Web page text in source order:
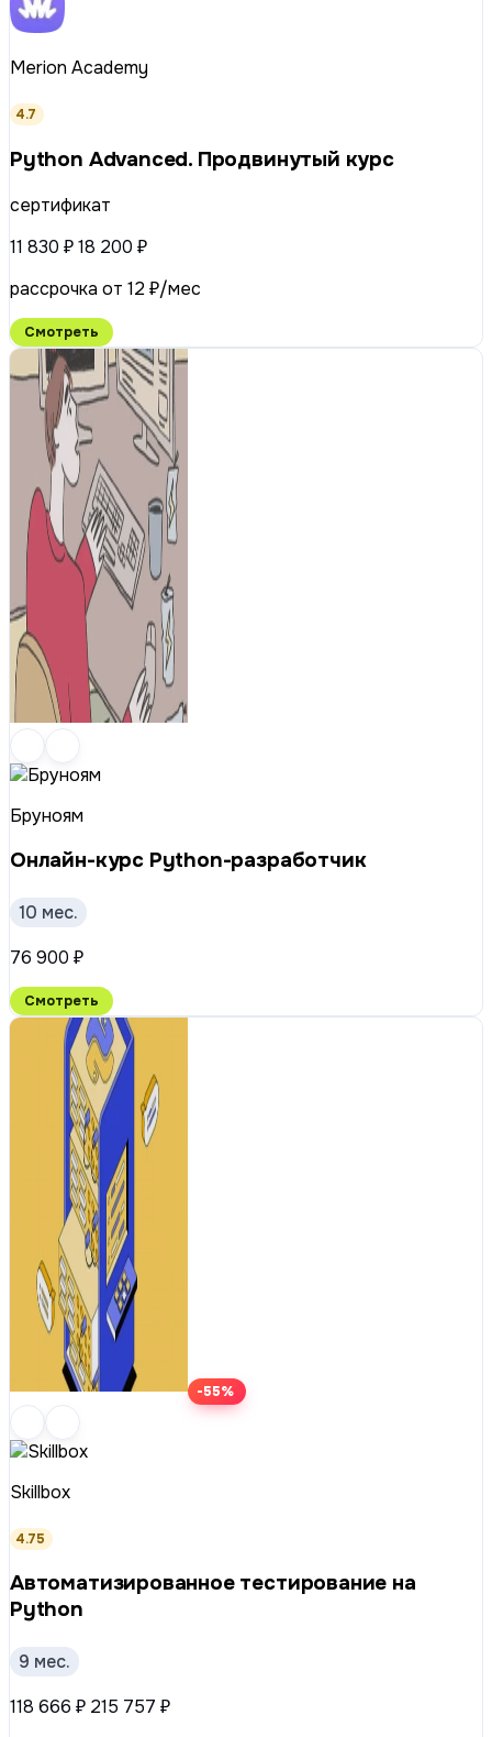
Merion Academy
4.7
Python Advanced. Продвинутый курс
сертификат
11 830 ₽18 200 ₽
рассрочка от 12 ₽/мес
Смотреть
Бруноям
Онлайн-курс Python-разработчик
10 мес.
76 900 ₽
Смотреть
-55%
Skillbox
4.75
Ав­то­ма­ти­зи­ро­ван­ное тестирование на
Python
9 мес.
118 666 ₽ 215 757 ₽